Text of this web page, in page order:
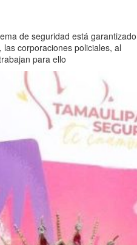
de seguridad está garantizado
corporaciones policiales, al
para ello